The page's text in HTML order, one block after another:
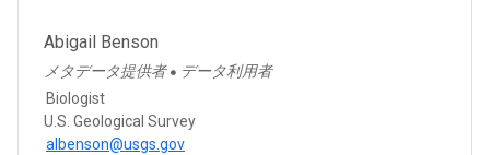
Abigail Benson
メタデータ提供者 ● データ利用者
Biologist
U.S. Geological Survey
albenson@usgs.gov